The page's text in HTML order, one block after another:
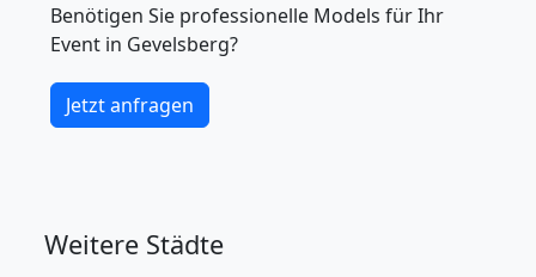
Benötigen Sie professionelle Models für Ihr
Event in Gevelsberg?
Jetzt anfragen
Weitere Städte